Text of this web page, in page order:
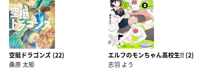
空挺ドラゴンズ (22)
桑原 太矩
エルフのモンちゃん高校生!! (2)
志羽 よう